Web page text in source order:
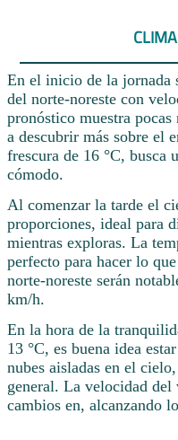
En el inicio de la jornada
del norte-noreste con
pronóstico muestra
a descubrir más sobre el
frescura de 16 °C, busca
cómodo.
Al comenzar la tarde el
proporciones, ideal para
mientras exploras. La
perfecto para hacer lo
norte-noreste serán
km/h.
En la hora de la
13 °C, es buena idea
nubes aisladas en el
general. La velocidad del
cambios en, alcanzando